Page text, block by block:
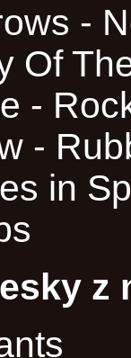
-
Of
-
-
in
z